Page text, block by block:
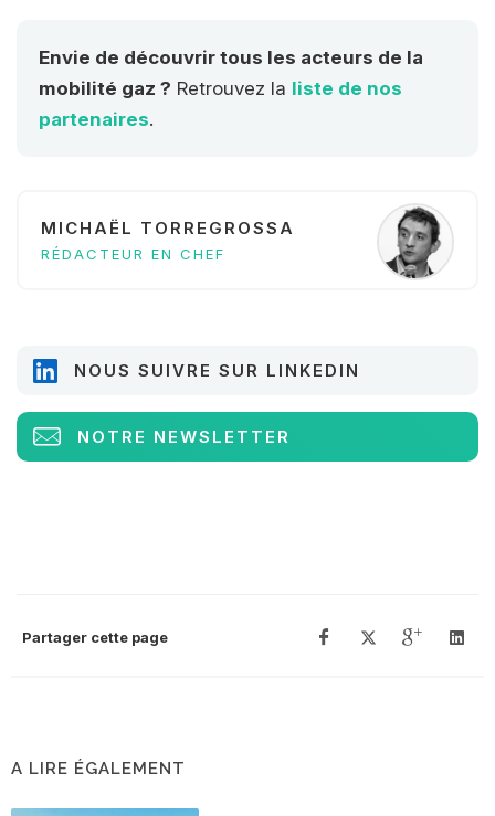
Envie de découvrir tous les acteurs de la
mobilité gaz ? Retrouvez la liste de nos
partenaires.
MICHAËL TORREGROSSA
RÉDACTEUR EN CHEF
NOUS SUIVRE SUR LINKEDIN
NOTRE NEWSLETTER
Partager cette page
A LIRE ÉGALEMENT